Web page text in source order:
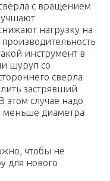
с вращением
нагрузку на
инструмент в
шуруп со
сверла
застрявший
случае надо
меньше диаметра
чтобы не
для нового